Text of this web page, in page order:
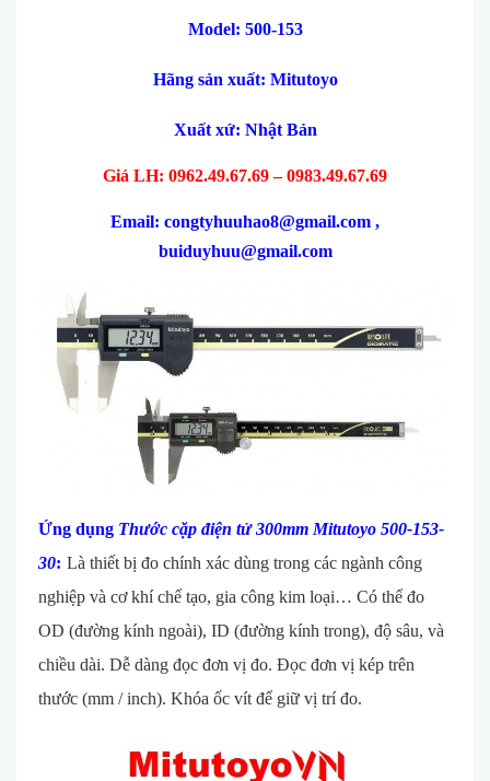
Model: 500-153
Hãng sản xuất: Mitutoyo
Xuất xứ: Nhật Bản
Giá LH: 0962.49.67.69 – 0983.49.67.69
Email: congtyhuuhao8@gmail.com ,
buiduyhuu@gmail.com
Ứng dụng Thước cặp điện tử 300mm Mitutoyo 500-153-
30: Là thiết bị đo chính xác dùng trong các ngành công
nghiệp và cơ khí chế tạo, gia công kim loại… Có thể đo
OD (đường kính ngoài), ID (đường kính trong), độ sâu, và
chiều dài. Dễ dàng đọc đơn vị đo. Đọc đơn vị kép trên
thước (mm / inch). Khóa ốc vít để giữ vị trí đo.